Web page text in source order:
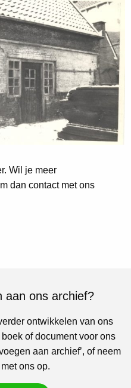
Wil je meer
dan contact met ons
aan ons archief?
ontwikkelen van ons
of document voor ons
aan archief’, of neem
ons op.